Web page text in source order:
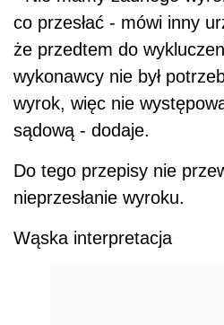
co przesłać - mówi inny
że przedtem do
wykonawcy nie był
wyrok, więc nie
sądową - dodaje.
Do tego przepisy nie
nieprzesłanie wyroku.
Wąska interpretacja